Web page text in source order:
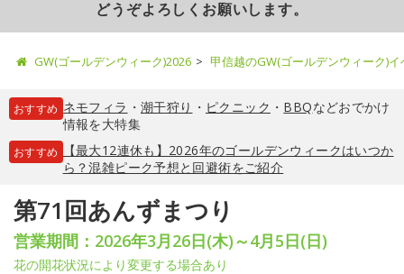
どうぞよろしくお願いします。
GW(ゴールデンウィーク)2026 甲信越のGW(ゴールデンウィーク)
おすすめ ネモフィラ ・ 潮干狩り ・ ピクニック ・ BBQなどおでかけ
情報を大特集
おすすめ
【最大12連休も】2026年のゴールデンウィークはいつか
ら？混雑ピーク予想と回避術をご紹介
第71回あんずまつり
営業期間：2026年3月26日(木)～4月5日(日)
花の開花状況により変更する場合あり